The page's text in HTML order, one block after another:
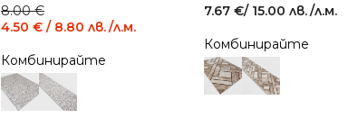
8.00€
Original
price
8.00 €
/
15.65
лв..
4.50 € / 8.80 лв.
Current
price
4.50 €
/
8.80
лв..
/л.м.
Комбинирайте
7.67 €/ 15.00 лв./л.м.
Комбинирайте